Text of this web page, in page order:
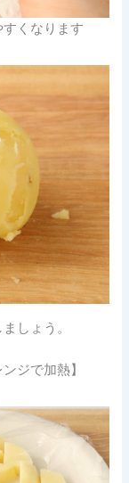
くなります
しょう。
ジで加熱】